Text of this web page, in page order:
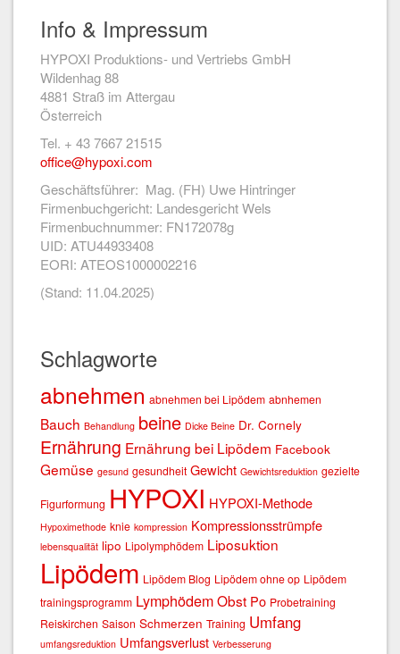
Info & Impressum
HYPOXI Produktions- und Vertriebs GmbH
Wildenhag 88
4881 Straß im Attergau
Österreich
Tel. + 43 7667 21515
office@hypoxi.com
Geschäftsführer: Mag. (FH) Uwe Hintringer
Firmenbuchgericht: Landesgericht Wels
Firmenbuchnummer: FN172078g
UID: ATU44933408
EORI: ATEOS1000002216
(Stand: 11.04.2025)
Schlagworte
abnehmen abnehmen bei Lipödem abnhemen
Bauch Behandlung beine Dicke Beine Dr. Cornely
Ernährung Ernährung bei Lipödem Facebook
Gemüse gesund gesundheit Gewicht Gewichtsreduktion gezielte
Figurformung HYPOXI HYPOXI-Methode
Hypoximethode knie kompression Kompressionsstrümpfe
lebensqualität lipo Lipolymphödem Liposuktion
Lipödem Lipödem Blog Lipödem ohne op Lipödem
trainingsprogramm LymphödemObst Po Probetraining
Reiskirchen Saison Schmerzen Training Umfang
umfangsreduktion Umfangsverlust Verbesserung